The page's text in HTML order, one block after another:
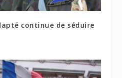
continue de séduire